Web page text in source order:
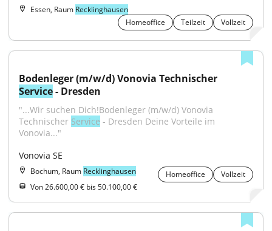
Essen, Raum Recklinghausen
Homeoffice
Teilzeit Vollzeit
Service - Dresden
"...​Wir suchen Dich!Bodenleger (m/w/d) Vonovia
Technischer Service - Dresden Deine Vorteile im
Vonovia..."
Vonovia SE
Bochum, Raum Recklinghausen Homeoffice
Vollzeit
Von 26.600,00 € bis 50.100,00 €